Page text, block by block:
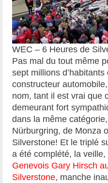
WEC – 6 Heures de
Pas mal du tout même
sept millions d’habitants
constructeur
nom, tant il est vrai que
demeurant fort
dans la même
Nürburgring, de Monza
Silverstone! Et le triplé
a été complété, la veille,
Genevois Gary Hirsch
Silverstone, manche